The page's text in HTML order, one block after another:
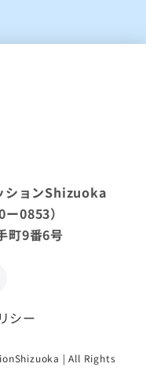
ションShizuoka
0853）
町9番6号
シー
| All Rights